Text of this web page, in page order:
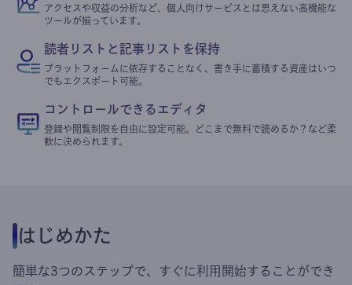
アクセスや収益の分析など、個人向けサービスとは思えない高機能な
ツールが揃っています。
読者リストと記事リストを保持
プラットフォームに依存することなく、書き手に蓄積する資産はいつ
でもエクスポート可能。
コントロールできるエディタ
登録や閲覧制限を自由に設定可能。どこまで無料で読めるか？など柔
軟に決められます。
はじめかた
簡単な3つのステップで、すぐに利用開始することができ